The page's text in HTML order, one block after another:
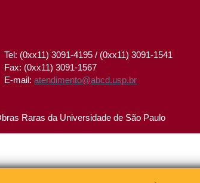
Tel: (0xx11) 3091-4195 / (0xx11) 3091-1541
Fax: (0xx11) 3091-1567
E-mail:atendimento@abcd.usp.br
Raras da Universidade de São Paulo